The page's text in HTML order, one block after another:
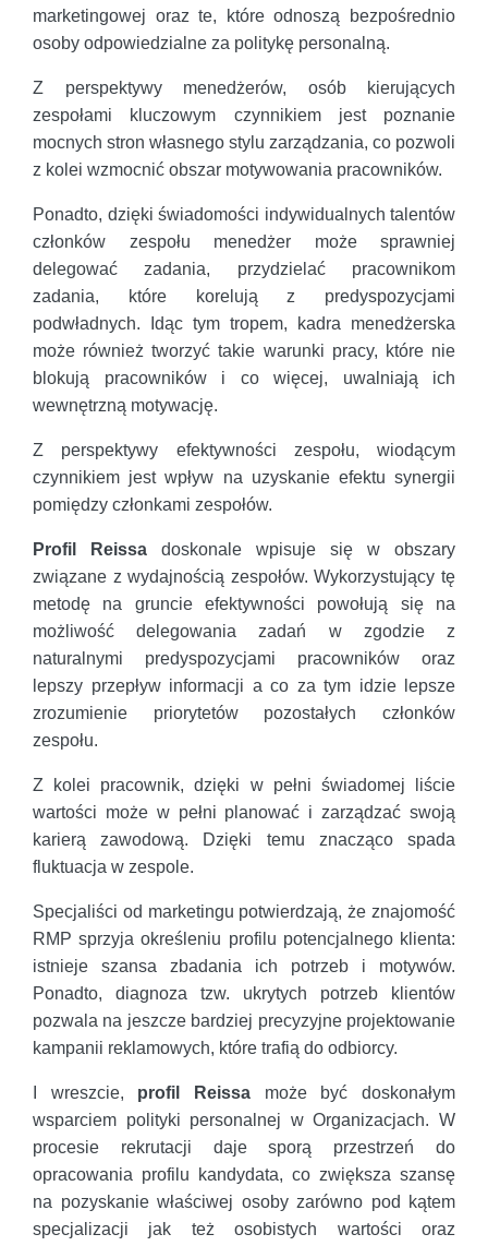
marketingowej oraz te, które odnoszą bezpośrednio
osoby odpowiedzialne za politykę personalną.
Z perspektywy menedżerów, osób kierujących
zespołami kluczowym czynnikiem jest poznanie
mocnych stron własnego stylu zarządzania, co pozwoli
z kolei wzmocnić obszar motywowania pracowników.
Ponadto, dzięki świadomości indywidualnych talentów
członków zespołu menedżer może sprawniej
delegować zadania, przydzielać pracownikom
zadania, które korelują z predyspozycjami
podwładnych. Idąc tym tropem, kadra menedżerska
może również tworzyć takie warunki pracy, które nie
blokują pracowników i co więcej, uwalniają ich
wewnętrzną motywację.
Z perspektywy efektywności zespołu, wiodącym
czynnikiem jest wpływ na uzyskanie efektu synergii
pomiędzy członkami zespołów.
Profil Reissa doskonale wpisuje się w obszary
związane z wydajnością zespołów. Wykorzystujący tę
metodę na gruncie efektywności powołują się na
możliwość delegowania zadań w zgodzie z
naturalnymi predyspozycjami pracowników oraz
lepszy przepływ informacji a co za tym idzie lepsze
zrozumienie priorytetów pozostałych członków
zespołu.
Z kolei pracownik, dzięki w pełni świadomej liście
wartości może w pełni planować i zarządzać swoją
karierą zawodową. Dzięki temu znacząco spada
fluktuacja w zespole.
Specjaliści od marketingu potwierdzają, że znajomość
RMP sprzyja określeniu profilu potencjalnego klienta:
istnieje szansa zbadania ich potrzeb i motywów.
Ponadto, diagnoza tzw. ukrytych potrzeb klientów
pozwala na jeszcze bardziej precyzyjne projektowanie
kampanii reklamowych, które trafią do odbiorcy.
I wreszcie, profil Reissa może być doskonałym
wsparciem polityki personalnej w Organizacjach. W
procesie rekrutacji daje sporą przestrzeń do
opracowania profilu kandydata, co zwiększa szansę
na pozyskanie właściwej osoby zarówno pod kątem
specjalizacji jak też osobistych wartości oraz